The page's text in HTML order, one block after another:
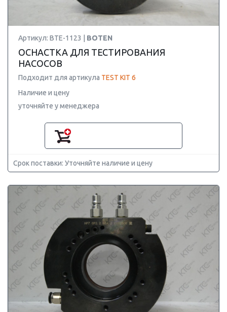
Артикул: BTE-1123 | BOTEN
ОСНАСТКА ДЛЯ ТЕСТИРОВАНИЯ
НАСОСОВ
Подходит для артикула TEST KIT 6
Наличие и цену
уточняйте у менеджера
Срок поставки: Уточняйте наличие и цену